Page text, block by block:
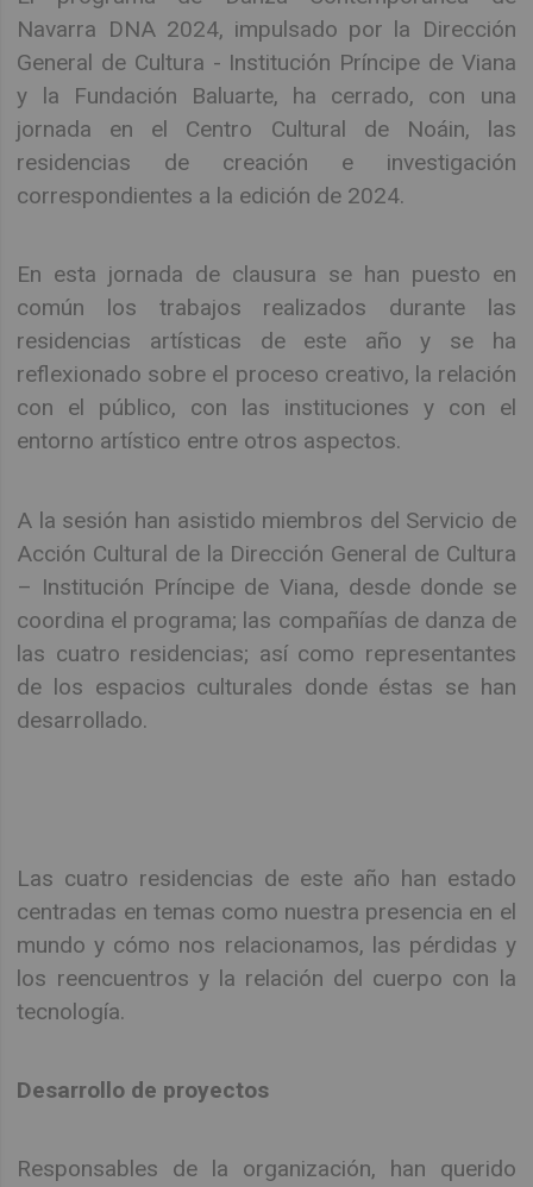
Navarra DNA 2024, impulsado por la Dirección
General de Cultura - Institución Príncipe de Viana
y la Fundación Baluarte, ha cerrado, con una
jornada en el Centro Cultural de Noáin, las
residencias de creación e investigación
correspondientes a la edición de 2024.
En esta jornada de clausura se han puesto en
común los trabajos realizados durante las
residencias artísticas de este año y se ha
reflexionado sobre el proceso creativo, la relación
con el público, con las instituciones y con el
entorno artístico entre otros aspectos.
A la sesión han asistido miembros del Servicio de
Acción Cultural de la Dirección General de Cultura
– Institución Príncipe de Viana, desde donde se
coordina el programa; las compañías de danza de
las cuatro residencias; así como representantes
de los espacios culturales donde éstas se han
desarrollado.
Las cuatro residencias de este año han estado
centradas en temas como nuestra presencia en el
mundo y cómo nos relacionamos, las pérdidas y
los reencuentros y la relación del cuerpo con la
tecnología.
Desarrollo de proyectos
Responsables de la organización, han querido